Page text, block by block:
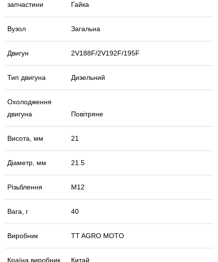
запчастини Гайка
Вузол Загальна
Двигун 2V188F/2V192F/195F
Тип двигуна Дизельний
Охолодження
двигуна
Повітряне
Висота, мм 21
Діаметр, мм 21.5
Різьблення М12
Вага, г 40
Виробник TT AGRO MOTO
Країна виробник Китай